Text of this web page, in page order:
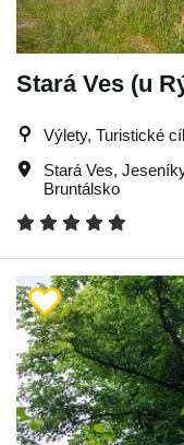
Stará Ves (u
Výlety, Turistické
Stará Ves,
Bruntálsko